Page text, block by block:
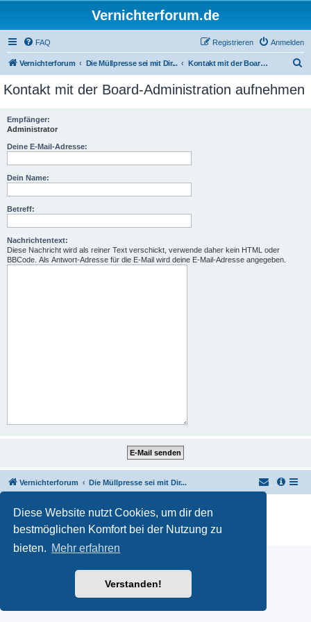
Diese Website nutzt Cookies, um dir den
bestmöglichen Komfort bei der Nutzung zu
bieten. Mehr erfahren
Verstanden!
Vernichterforum.de
FAQ Anmelden
Registrieren
Vernichterforum Die Müllpresse sei mit Dir... Kontakt mit der Board-Administration aufnehmen
c
Kontakt mit der Board-Administration aufnehmen
Empfänger:
Administrator
Deine E-Mail-Adresse:
Dein Name:
Betreff:
Nachrichtentext:
Diese Nachricht wird als reiner Text verschickt, verwende daher kein HTML oder
BBCode. Als Antwort-Adresse für die E-Mail wird deine E-Mail-Adresse angegeben.
Vernichterforum Die Müllpresse sei mit Dir...
Powered by phpBB
® Forum Software © phpBB Limited
Deutsche Übersetzung durch
Datenschutz|Nutzungsbedingungen